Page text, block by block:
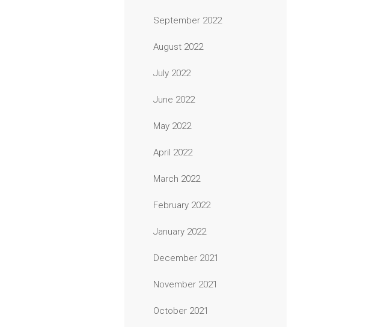
September 2022
August 2022
July 2022
June 2022
May 2022
April 2022
March 2022
February 2022
January 2022
December 2021
November 2021
October 2021